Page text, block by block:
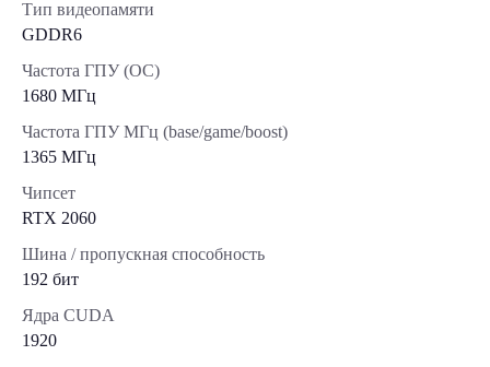
Тип видеопамяти
GDDR6
Частота ГПУ (OC)
1680 МГц
Частота ГПУ МГц (base/game/boost)
1365 МГц
Чипсет
RTX 2060
Шина / пропускная способность
192 бит
Ядра CUDA
1920